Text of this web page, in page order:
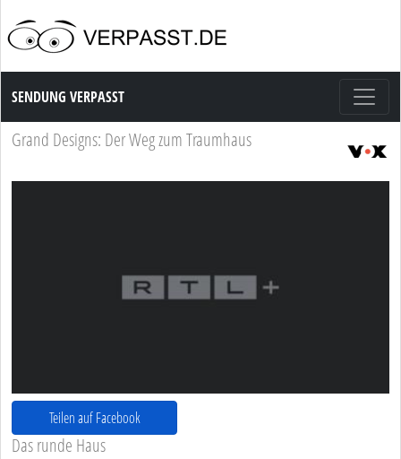
Sendung Verpasst
SENDUNG VERPASST
Grand Designs: Der Weg zum Traumhaus
Teilen auf Facebook
Das runde Haus